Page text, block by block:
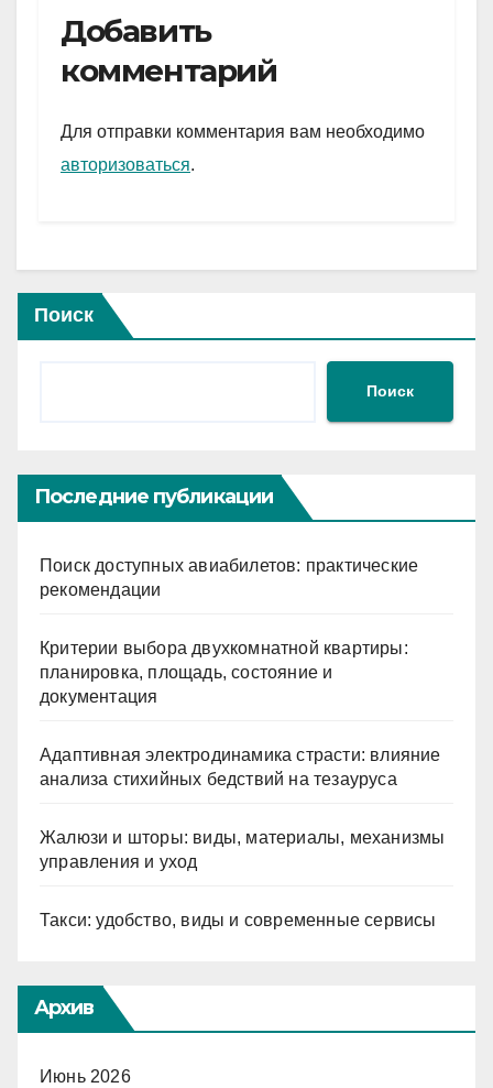
e
gr
a
m
er
s
A
p
и
Добавить
комментарий
Для отправки комментария вам необходимо
авторизоваться.
Поиск
Поиск
Последние публикации
Поиск доступных авиабилетов: практические
рекомендации
Критерии выбора двухкомнатной квартиры:
планировка, площадь, состояние и
документация
Адаптивная электродинамика страсти: влияние
анализа стихийных бедствий на тезауруса
Жалюзи и шторы: виды, материалы, механизмы
управления и уход
Такси: удобство, виды и современные сервисы
Архив
Июнь 2026